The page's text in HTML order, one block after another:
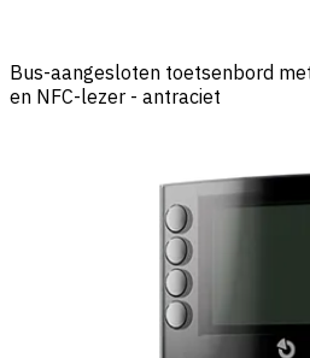
Bus-aangesloten toetsenbord
en NFC-lezer - antraciet